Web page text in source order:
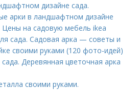
дизайне сада.
арки в ландшафтном дизайне
Цены на садовую мебель ikea
сада. Садовая арка — советы и
своими руками (120 фото-идей)
Деревянная цветочная арка
своими руками.